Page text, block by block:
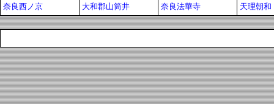
奈良西ノ京
大和郡山筒井 奈良法華寺 天理朝和